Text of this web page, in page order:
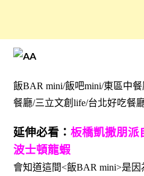
飯BAR mini/飯吧mini/東區中
餐廳/三立文創life/台北好吃餐
延伸必看： 板橋凱撒朋派
波士頓龍蝦
會知道這間<飯BAR mini>是